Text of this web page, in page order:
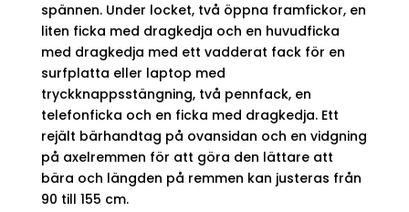
spännen. Under locket, två öppna framfickor, en
liten ficka med dragkedja och en huvudficka
med dragkedja med ett vadderat fack för en
surfplatta eller laptop med
tryckknappsstängning, två pennfack, en
telefonficka och en ficka med dragkedja. Ett
rejält bärhandtag på ovansidan och en vidgning
på axelremmen för att göra den lättare att
bära och längden på remmen kan justeras från
90 till 155 cm.